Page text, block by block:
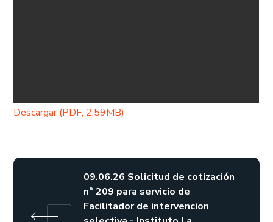
Descargar (PDF, 2.59MB)
09.06.26 Solicitud de cotización
n° 209 para servicio de
Facilitador de intervencion